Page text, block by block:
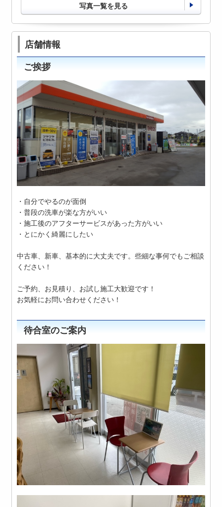
写真一覧を見る
店舗情報
ご挨拶
・自分でやるのが面倒
・普段の洗車が楽な方がいい
・施工後のアフターサービスがあった方がいい
・とにかく綺麗にしたい
中古車、新車、基本的に大丈夫です。些細な事何でもご相談
ください！
ご予約、お見積り、お試し施工大歓迎です！
お気軽にお問い合わせください！
待合室のご案内